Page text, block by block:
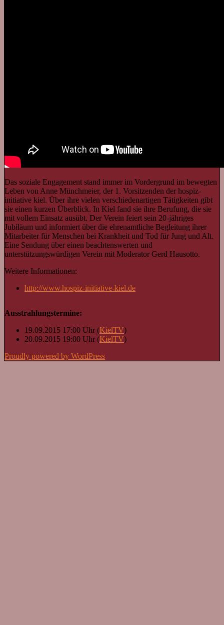
Das soziale Engagement stand immer im Vordergrund im bewegten
Leben von Anne Münchmeier, der 1. Vorsitzenden der hospiz-
initiative kiel. Über ihre vielen verschiedenartigen Tätigkeiten gibt
sie einen kurzen Überblick. In Kiel fand sie ihre Berufung, die sie
mit vollem Einsatz ausübt. Der Verein feiert sein 20-jähriges
Jubiläum und informiert über die ehrenamtliche Begleitung ihrer
Mitarbeiter für Menschen bei Krankheit und Tod für Jung und Alt.
Eine Sendung über einen beachtenswerten und
unterstützungswürdigen Verein mit Moderator Gerd Hausotto.
Weitere Informationen:
http://www.hospiz-initiative-kiel.de
Ausstrahlungstermine:
19.09.2015 17:00 Uhr (KielTV)
20.09.2015 19:00 Uhr (KielTV)
Proudly powered by WordPress